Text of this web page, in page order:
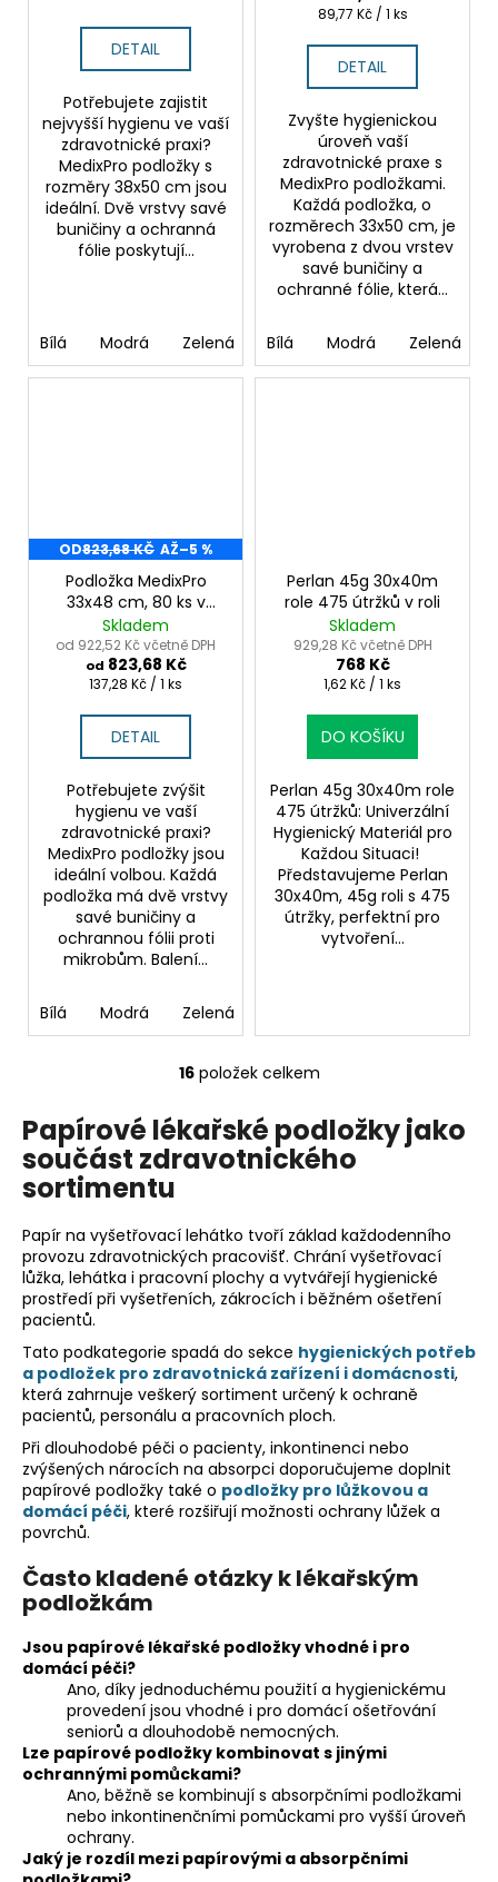
DETAIL
Potřebujete zajistit
nejvyšší hygienu ve vaší
zdravotnické praxi?
MedixPro podložky s
rozměry 38x50 cm jsou
ideální. Dvě vrstvy savé
buničiny a ochranná
fólie poskytují...
Bílá Modrá Zelená Fialová Žlutá Růžová
Měrná
89,77 Kč / 1 ks
DETAIL
Zvyšte hygienickou
úroveň vaší
zdravotnické praxe s
MedixPro podložkami.
Každá podložka, o
rozměrech 33x50 cm, je
vyrobena z dvou vrstev
savé buničiny a
ochranné fólie, která...
Bílá Modrá Zelená
OD823,68 KČ AŽ–5 %
Podložka MedixPro
33x48 cm, 80 ks v
boxu – hygienické
řešení v kartonu
Skladem
od 922,52 Kč včetně DPH
od 823,68 Kč
Měrná
137,28 Kč / 1 ks
DETAIL
Potřebujete zvýšit
hygienu ve vaší
zdravotnické praxi?
MedixPro podložky jsou
ideální volbou. Každá
podložka má dvě vrstvy
savé buničiny a
ochrannou fólii proti
mikrobům. Balení...
Bílá Modrá Zelená
Perlan 45g 30x40m
role 475 útržků v roli
Skladem
929,28 Kč včetně DPH
768 Kč
Měrná
1,62 Kč / 1 ks
DO KOŠÍKU
Perlan 45g 30x40m role
475 útržků: Univerzální
Hygienický Materiál pro
Každou Situaci! ️
Představujeme Perlan
30x40m, 45g roli s 475
útržky, perfektní pro
vytvoření...
O
l
á
c
í
p
r
k
y
v
ý
p
i
s
u
16položek celkem
Papírové lékařské podložky jako
součást zdravotnického
sortimentu
Papír na vyšetřovací lehátko tvoří základ každodenního
provozu zdravotnických pracovišť. Chrání vyšetřovací
lůžka, lehátka i pracovní plochy a vytvářejí hygienické
prostředí při vyšetřeních, zákrocích i běžném ošetření
pacientů.
Tato podkategorie spadá do sekce hygienických potřeb
a podložek pro zdravotnická zařízení i domácnosti,
která zahrnuje veškerý sortiment určený k ochraně
pacientů, personálu a pracovních ploch.
Při dlouhodobé péči o pacienty, inkontinenci nebo
zvýšených nárocích na absorpci doporučujeme doplnit
papírové podložky také o podložky pro lůžkovou a
domácí péči, které rozšiřují možnosti ochrany lůžek a
povrchů.
Často kladené otázky k lékařským
podložkám
Jsou papírové lékařské podložky vhodné i pro
domácí péči?
Ano, díky jednoduchému použití a hygienickému
provedení jsou vhodné i pro domácí ošetřování
seniorů a dlouhodobě nemocných.
Lze papírové podložky kombinovat s jinými
ochrannými pomůckami?
Ano, běžně se kombinují s absorpčními podložkami
nebo inkontinenčními pomůckami pro vyšší úroveň
ochrany.
Jaký je rozdíl mezi papírovými a absorpčními